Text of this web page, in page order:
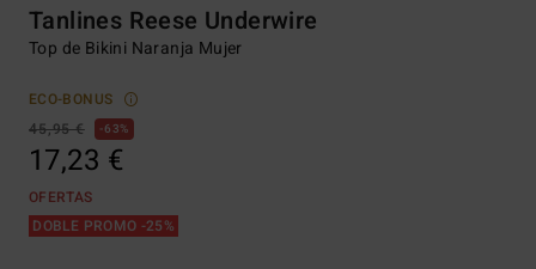
Tanlines Reese Underwire
Top de Bikini Naranja Mujer
ECO-BONUS
45,95 €
63%
17,23 €
OFERTAS
DOBLE PROMO -25%